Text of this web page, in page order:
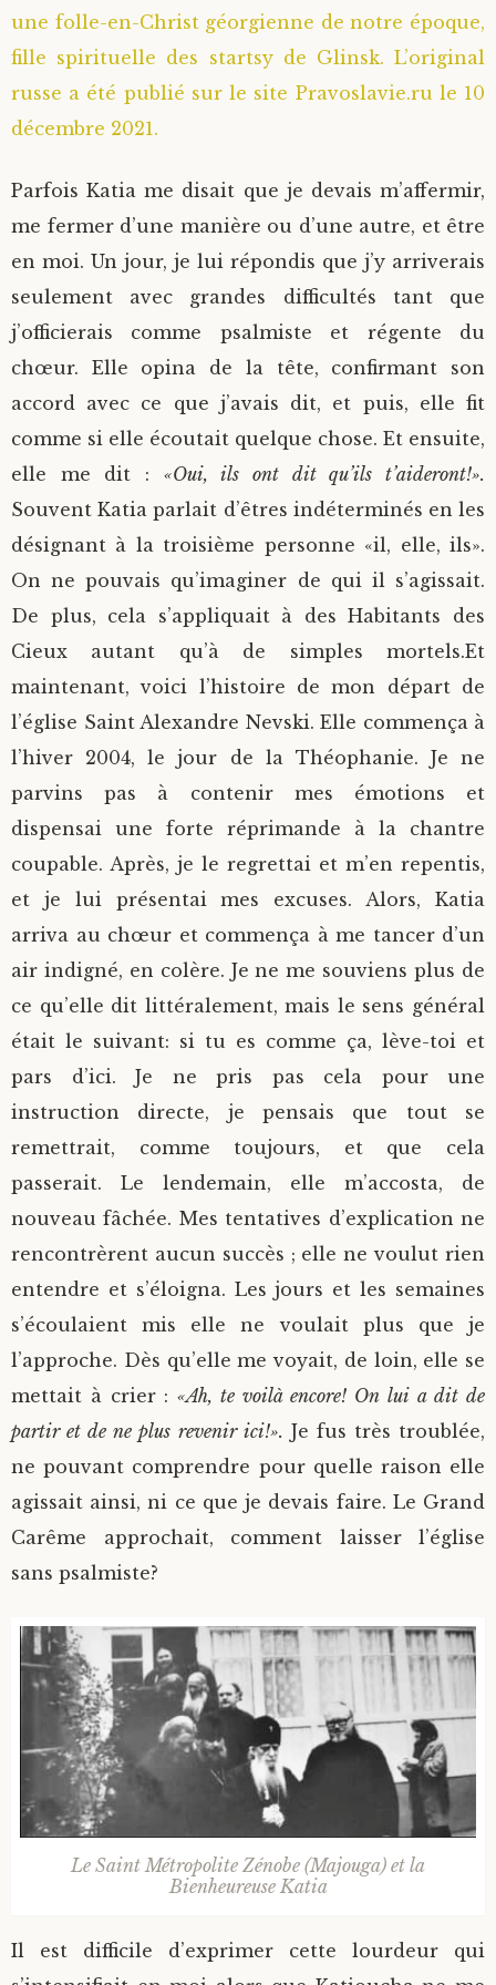
Saint Sophrony l’Athonite
Sainte Xenia
Staritsa Marie Makovkine
Natalia de Vyritsa
Archimandrite Lazare (Abachidzé)
Geronda Arsenios le Spiléote
Archimandrite Nathanaël (Pospelov)
Père Héliodore
une folle-en-Christ géorgienne de notre époque,
fille spirituelle des startsy de Glinsk. L’original
russe a été publié sur le site Pravoslavie.ru le 10
décembre 2021.
Parfois Katia me disait que je devais m’affermir,
me fermer d’une manière ou d’une autre, et être
en moi. Un jour, je lui répondis que j’y arriverais
seulement avec grandes difficultés tant que
j’officierais comme psalmiste et régente du
chœur. Elle opina de la tête, confirmant son
accord avec ce que j’avais dit, et puis, elle fit
comme si elle écoutait quelque chose. Et ensuite,
elle me dit : «Oui, ils ont dit qu’ils t’aideront!».
Souvent Katia parlait d’êtres indéterminés en les
désignant à la troisième personne «il, elle, ils».
On ne pouvais qu’imaginer de qui il s’agissait.
De plus, cela s’appliquait à des Habitants des
Cieux autant qu’à de simples mortels.Et
maintenant, voici l’histoire de mon départ de
l’église Saint Alexandre Nevski. Elle commença à
l’hiver 2004, le jour de la Théophanie. Je ne
parvins pas à contenir mes émotions et
dispensai une forte réprimande à la chantre
coupable. Après, je le regrettai et m’en repentis,
et je lui présentai mes excuses. Alors, Katia
arriva au chœur et commença à me tancer d’un
air indigné, en colère. Je ne me souviens plus de
ce qu’elle dit littéralement, mais le sens général
était le suivant: si tu es comme ça, lève-toi et
pars d’ici. Je ne pris pas cela pour une
instruction directe, je pensais que tout se
remettrait, comme toujours, et que cela
passerait. Le lendemain, elle m’accosta, de
nouveau fâchée. Mes tentatives d’explication ne
rencontrèrent aucun succès ; elle ne voulut rien
entendre et s’éloigna. Les jours et les semaines
s’écoulaient mis elle ne voulait plus que je
l’approche. Dès qu’elle me voyait, de loin, elle se
mettait à crier : «Ah, te voilà encore! On lui a dit de
partir et de ne plus revenir ici!». Je fus très troublée,
ne pouvant comprendre pour quelle raison elle
agissait ainsi, ni ce que je devais faire. Le Grand
Carême approchait, comment laisser l’église
sans psalmiste?
Le Saint Métropolite Zénobe (Majouga) et la
Bienheureuse Katia
Il est difficile d’exprimer cette lourdeur qui